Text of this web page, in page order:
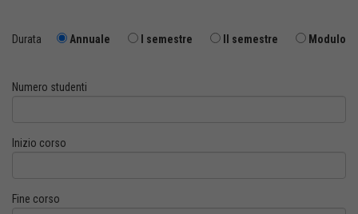
Durata Annuale I semestre II semestre Modulo
Numero studenti
Inizio corso
Fine corso